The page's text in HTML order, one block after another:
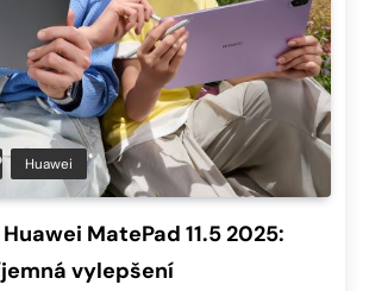
Huawei
MatePad 11.5 2025:
vylepšení